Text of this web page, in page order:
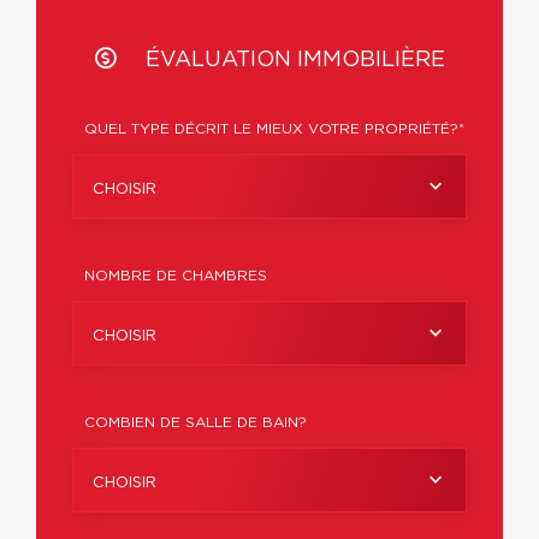
ÉVALUATION IMMOBILIÈRE
QUEL TYPE DÉCRIT LE MIEUX VOTRE PROPRIÉTÉ?*
CHOISIR
NOMBRE DE CHAMBRES
CHOISIR
COMBIEN DE SALLE DE BAIN?
CHOISIR